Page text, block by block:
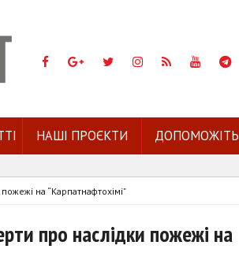
НАШІ ПРОЄКТИ ДОПОМОЖІТЬ
на “Карпатнафтохімі”
про наслідки пожежі на